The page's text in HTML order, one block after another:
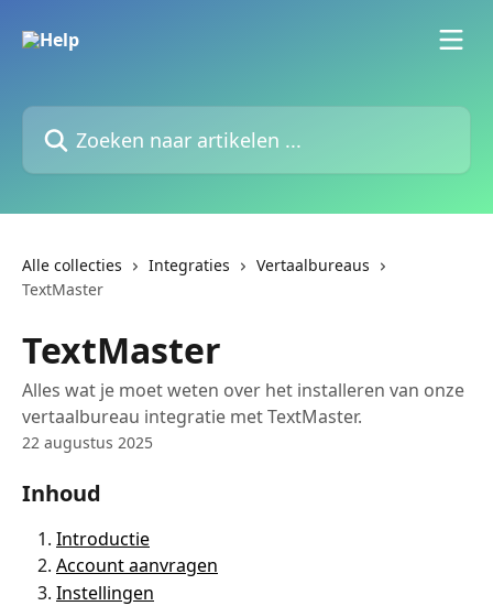
Zoeken naar artikelen ...
Alle collecties Integraties
Vertaalbureaus
TextMaster
TextMaster
Alles wat je moet weten over het installeren van onze
vertaalbureau integratie met TextMaster.
22 augustus 2025
Inhoud
Introductie
Account aanvragen
Instellingen